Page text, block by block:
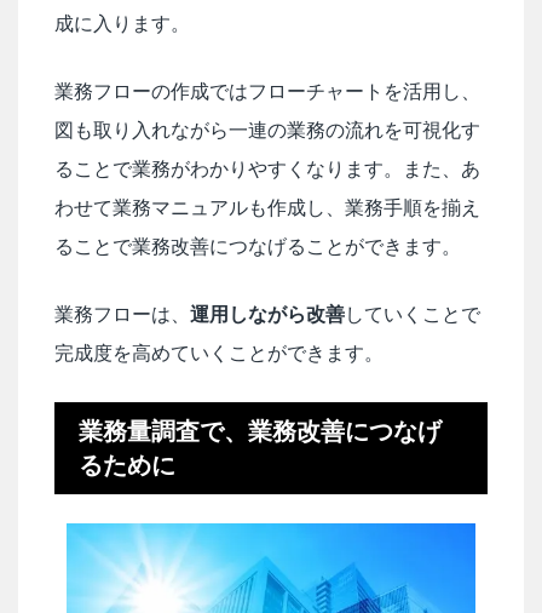
成に入ります。
業務フローの作成ではフローチャートを活用し、
図も取り入れながら一連の業務の流れを可視化す
ることで業務がわかりやすくなります。また、あ
わせて業務マニュアルも作成し、業務手順を揃え
ることで業務改善につなげることができます。
業務フローは、 運用しながら改善していくことで
完成度を高めていくことができます。
業務量調査で、業務改善につなげ
るために